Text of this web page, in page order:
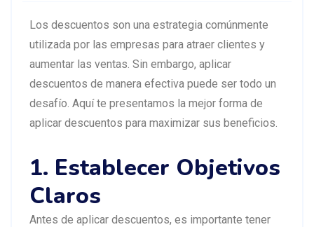
Los descuentos son una estrategia comúnmente
utilizada por las empresas para atraer clientes y
aumentar las ventas. Sin embargo, aplicar
descuentos de manera efectiva puede ser todo un
desafío. Aquí te presentamos la mejor forma de
aplicar descuentos para maximizar sus beneficios.
1. Establecer Objetivos
Claros
Antes de aplicar descuentos, es importante tener